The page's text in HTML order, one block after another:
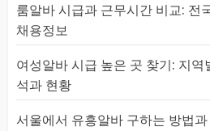
룸알바 시급과 근무시간 비교: 전
채용정보
여성알바 시급 높은 곳 찾기: 지
석과 현황
서울에서 유흥알바 구하는 방법